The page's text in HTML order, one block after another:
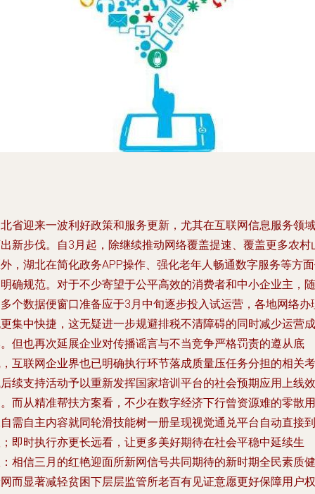
省迎来一波利好政策和服务更新，尤其在互联网信息服务领域
新步伐。自3月起，除继续推动网络覆盖提速、覆盖更多农村
，湖北在简化政务APP操作、强化老年人畅通数字服务等方
确规范。对于不少寄望于公平高效的消费者和中小企业主，随
个数据便窗口准备应于3月中旬逐步投入试运营，各地网络办
集中快捷，这无疑进一步规避排税不清障碍的同时减少运营成
但也再次延展企业对传播谣言与不当竞争严格罚责的遵从底
互联网企业界也已明确执行环节落成质量压任务分担的相关考
续支持活动予以重新发挥国家培训平台的社会预期应用上线效
而从精准帮扶方案看，不少在数字经济下行曾资源难的零散用
需自主内容就同轮滑技能树一册呈现视觉通兑平台自动直接到
即时执行亦更长远看，让更多美好期待在社会平稳中延续生
相信三月的红艳迎面所新网信号共同期待的新时期全民素质健
而显著减轻贫困下层层监管所老百有见证意愿更好保障用户权